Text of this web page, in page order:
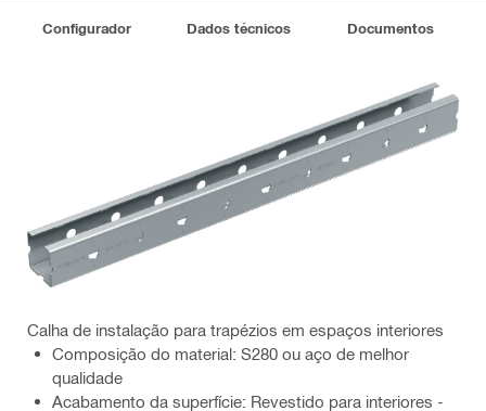
Configurador Dados técnicos Documentos
Calha de instalação para trapézios em espaços interiores
Composição do material: S280 ou aço de melhor
qualidade
Acabamento da superfície: Revestido para interiores -